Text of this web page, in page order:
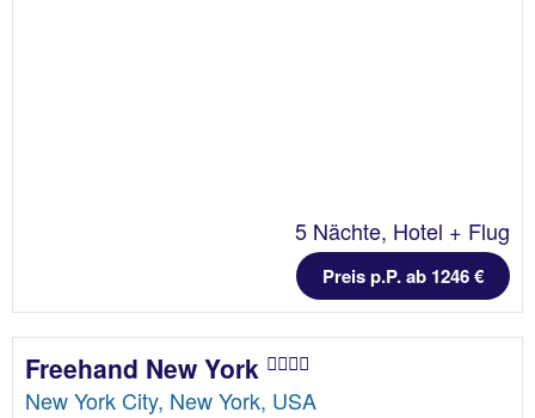
5 Nächte, Hotel + Flug
Preis p.P. ab 1246 €
Freehand New York
New York City, New York, USA